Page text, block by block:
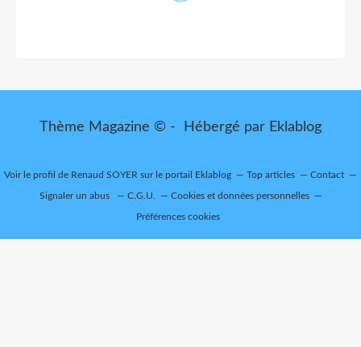
Thème Magazine © - Hébergé par Eklablog
Voir le profil de Renaud SOYER sur le portail Eklablog Top articles Contact
Signaler un abus C.G.U. Cookies et données personnelles
Préférences cookies